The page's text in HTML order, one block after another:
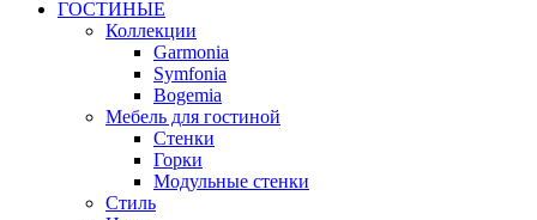
ГОСТИНЫЕ
Коллекции
Garmonia
Symfonia
Bogemia
Мебель для гостиной
Стенки
Горки
Модульные стенки
Стиль